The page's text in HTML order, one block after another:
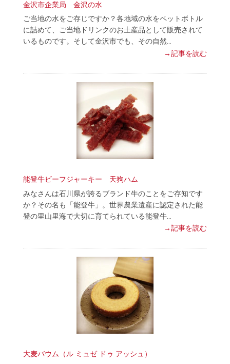
金沢市企業局 金沢の水
ご当地の水をご存じですか？各地域の水をペットボトル
に詰めて、ご当地ドリンクのお土産品として販売されて
いるものです。そして金沢市でも、その自然…
→記事を読む
能登牛ビーフジャーキー 天狗ハム
みなさんは石川県が誇るブランド牛のことをご存知です
か？その名も「能登牛」。世界農業遺産に認定された能
登の里山里海で大切に育てられている能登牛…
→記事を読む
大麦バウム（ル ミュゼ ドゥ アッシュ）